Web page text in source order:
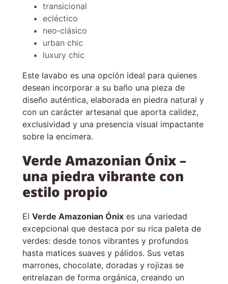
transicional
ecléctico
neo‑clásico
urban chic
luxury chic
Este lavabo es una opción ideal para quienes
desean incorporar a su baño una pieza de
diseño auténtica, elaborada en piedra natural y
con un carácter artesanal que aporta calidez,
exclusividad y una presencia visual impactante
sobre la encimera.
Verde Amazonian Ónix –
una piedra vibrante con
estilo propio
El Verde Amazonian Ónix es una variedad
excepcional que destaca por su rica paleta de
verdes: desde tonos vibrantes y profundos
hasta matices suaves y pálidos. Sus vetas
marrones, chocolate, doradas y rojizas se
entrelazan de forma orgánica, creando un